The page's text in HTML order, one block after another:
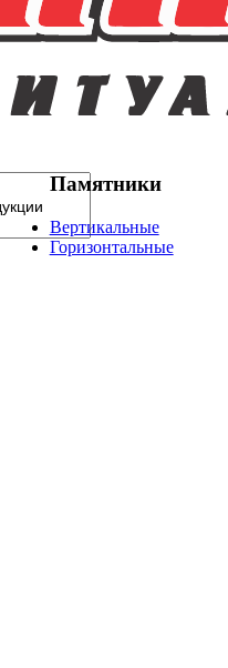
Памятники
Вертикальные
Горизонтальные